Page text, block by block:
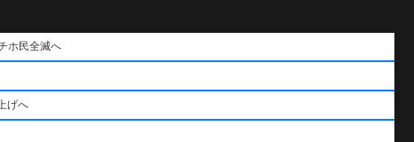
ホ民全滅へ
げへ